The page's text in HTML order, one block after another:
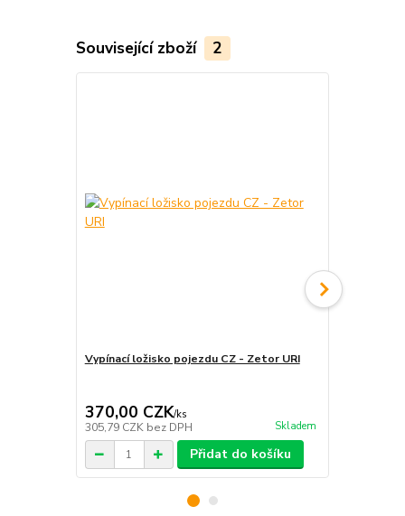
Související zboží 2
Vypínací ložisko pojezdu CZ - Zetor URI
370,00 CZK/ks
305,79 CZK bez DPH Skladem
Přidat do košíku